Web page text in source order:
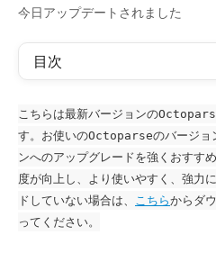
今日アップデートされました
目次
こちらは最新バージョンの
す。お使いのOctoparseのバージョ
ンへのアップグレードを強くおすす
度が向上し、より使いやすく、強力
ドしていない場合は、 こちらからダ
ってください。